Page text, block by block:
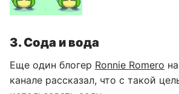
3. Сода и вода
Еще один блогер Ronnie Romero
канале рассказал, что с такой